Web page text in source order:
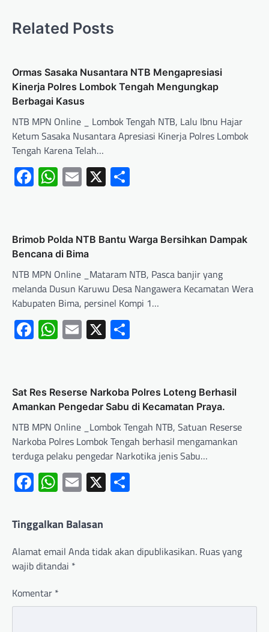
Related Posts
Ormas Sasaka Nusantara NTB Mengapresiasi
Kinerja Polres Lombok Tengah Mengungkap
Berbagai Kasus
NTB MPN Online _ Lombok Tengah NTB, Lalu Ibnu Hajar
Ketum Sasaka Nusantara Apresiasi Kinerja Polres Lombok
Tengah Karena Telah…
Facebook
WhatsApp
Email
X
Brimob Polda NTB Bantu Warga Bersihkan Dampak
Bencana di Bima
NTB MPN Online _Mataram NTB, Pasca banjir yang
melanda Dusun Karuwu Desa Nangawera Kecamatan Wera
Kabupaten Bima, persinel Kompi 1…
Facebook
WhatsApp
Email
X
Sat Res Reserse Narkoba Polres Loteng Berhasil
Amankan Pengedar Sabu di Kecamatan Praya.
NTB MPN Online _Lombok Tengah NTB, Satuan Reserse
Narkoba Polres Lombok Tengah berhasil mengamankan
terduga pelaku pengedar Narkotika jenis Sabu…
Facebook
WhatsApp
Email
X
Tinggalkan Balasan
Alamat email Anda tidak akan dipublikasikan. Ruas yang
wajib ditandai *
Komentar *